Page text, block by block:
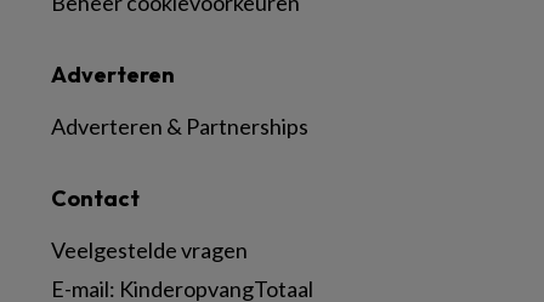
Contact
Veelgestelde vragen
E-mail: KinderopvangTotaal
Adverteren
Adverteren & Partnerships